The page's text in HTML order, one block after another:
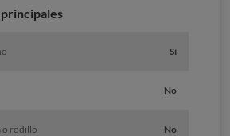
Sí
No
o rodillo No